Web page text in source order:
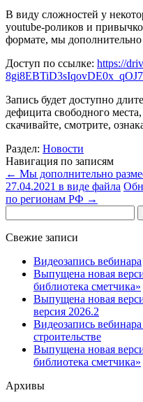
В виду сложностей у
youtube-роликов и
формате, мы дополнительно
Доступ по ссылке: https://
Запись будет доступно
дефицита свободного
скачивайте, смотрите,
Раздел: Новости
Навигация по записям
← Мы дополнительно
27.04.2021 в виде файла
по регионам РФ →
Свежие записи
Видеозапись вебинара
Выпущена новая
библиотека сметчика»
Выпущена новая
версия 2026.2
Видеозапись
строительстве
Выпущена новая
библиотека сметчика»
Архивы